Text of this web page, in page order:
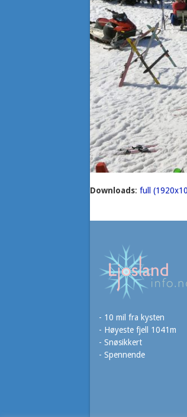
Downloads: full
- 10 mil fra kysten
- Høyeste fjell 1041m
- Snøsikkert
- Spennende